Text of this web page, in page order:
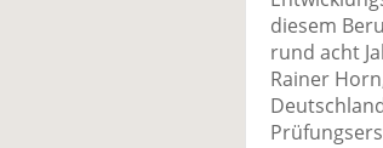
diesem
rund acht
Rainer